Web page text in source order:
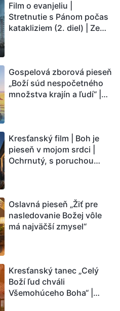
Film o evanjeliu |
Stretnutie s Pánom počas
katakliziem (2. diel) | Zem
Ľudstvu sa začína
odpočítavať čas. Našli ste
spôsob, ako prežiť?
Gospelová zborová pieseň
„Boží súd nespočetného
množstva krajín a ľudí“ |
Kresťanský film | Boh je
pieseň v mojom srdci |
Ochrnutý, s poruchou
Oslavná pieseň „Žiť pre
nasledovanie Božej vôle
má najväčší zmysel“
Kresťanský tanec „Celý
Boží ľud chváli
Všemohúceho Boha“ |